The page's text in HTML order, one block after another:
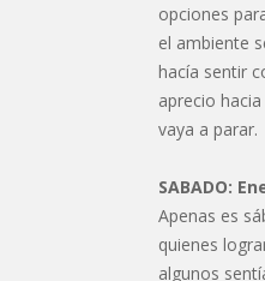
opciones
el ambiente
hacía sentir
aprecio
vaya a parar.
SABADO:
Apenas es
quienes
algunos